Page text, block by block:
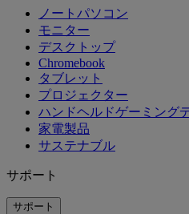
ノートパソコン
モニター
デスクトップ
Chromebook
タブレット
プロジェクター
ハンドヘルドゲーミング
家電製品
サステナブル
サポート
サポート